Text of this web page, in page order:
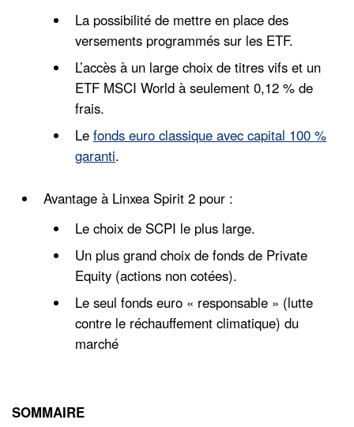
La possibilité de mettre en place des
versements programmés sur les ETF.
L’accès à un large choix de titres vifs et un
ETF MSCI World à seulement 0,12 % de
frais.
Le fonds euro classique avec capital 100 %
garanti.
Avantage à Linxea Spirit 2 pour :
Le choix de SCPI le plus large.
Un plus grand choix de fonds de Private
Equity (actions non cotées).
Le seul fonds euro « responsable » (lutte
contre le réchauffement climatique) du
marché
SOMMAIRE